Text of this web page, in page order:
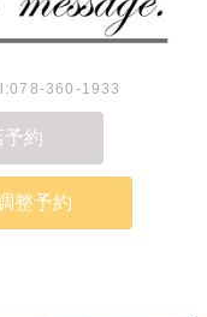
360-1933
予約
整予約